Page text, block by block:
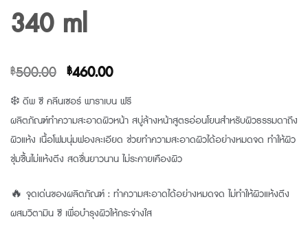
340 ml
฿500.00 Original
was:
฿500.00.
฿460.00Current
is:
฿460.00.
❄️ ดีพ ซี คลีนเซอร์ พาราเบน ฟรี
ผลิตภัณฑ์ทำความสะอาดผิวหน้า สบู่ล้างหน้าสูตรอ่อนโยนสำหรับผิวธรรมดาถึง
ผิวแห้ง เนื้อโฟมนุ่มฟองละเอียด ช่วยทำความสะอาดผิวได้อย่างหมดจด ทำให้ผิว
ชุ่มชื้นไม่แห้งตึง สดชื่นยาวนาน ไม่ระคายเคืองผิว
🔥 จุดเด่นของผลิตภัณฑ์ : ทำความสะอาดได้อย่างหมดจด ไม่ทำให้ผิวแห้งตึง
ผสมวิตามิน ซี เพื่อบำรุงผิวให้กระจ่างใส